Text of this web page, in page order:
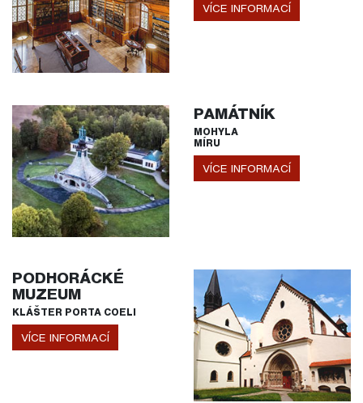
VÍCE INFORMACÍ
PAMÁTNÍK
MOHYLA
MÍRU
VÍCE INFORMACÍ
PODHORÁCKÉ
MUZEUM
KLÁŠTER PORTA COELI
VÍCE INFORMACÍ